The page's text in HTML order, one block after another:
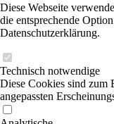
Diese Webseite
die entsprechende
Datenschutzerklärung.
Technisch notwendige
Diese Cookies sind zum
angepassten